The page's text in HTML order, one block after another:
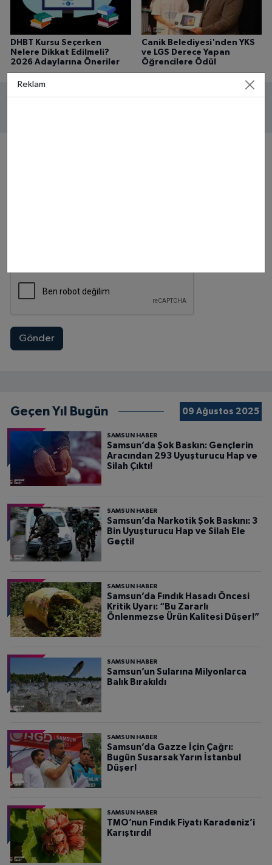
DHBT Kursu Seçerken
Nelere Dikkat Edilmeli?
2026 Adaylarına Öneriler
Canik Belediyesi'nden YKS
ve LGS Derece Yapan
Öğrencilere Ödül
Gönder
Geçen Yıl Bugün 09 Ağustos 2025
SAMSUN HABER
Samsun’da Şok Baskın: Gençlerin
Aracından 293 Uyuşturucu Hap ve
Silah Çıktı!
SAMSUN HABER
Samsun’da Narkotik Şok Baskını: 3
Bin Uyuşturucu Hap ve Silah Ele
Geçti!
SAMSUN HABER
Samsun’da Fındık Hasadı Öncesi
Kritik Uyarı: “Bu Zararlı
Önlenmezse Ürün Kalitesi Düşer!”
SAMSUN HABER
Samsun’un Sularına Milyonlarca
Balık Bırakıldı
SAMSUN HABER
Samsun’da Gazze İçin Çağrı:
Bugün Susarsak Yarın İstanbul
Düşer!
SAMSUN HABER
TMO’nun Fındık Fiyatı Karadeniz’i
Karıştırdı!
Reklam